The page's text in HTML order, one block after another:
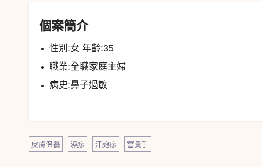
個案簡介
性別 :女 年齡:35
職業:全職家庭主婦
病史:鼻子過敏
皮膚保養 濕疹 汗皰疹 富貴手